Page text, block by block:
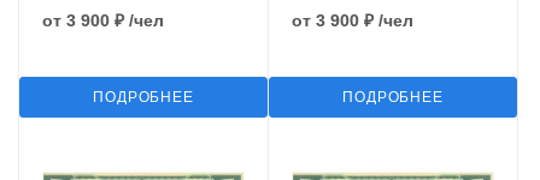
от 3 900 ₽ /чел
ПОДРОБНЕЕ
от 3 900 ₽ /чел
ПОДРОБНЕЕ